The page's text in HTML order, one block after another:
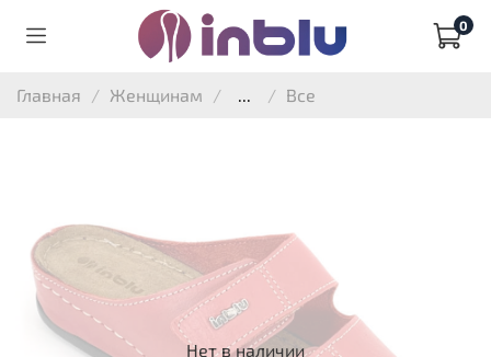
0
Главная Женщинам ... Все
Нет в наличии